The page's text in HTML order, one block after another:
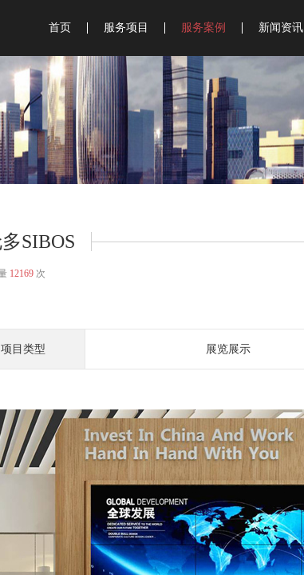
首页 服务项目
银行行史馆
金融博物馆
钱币博物馆
智能银行
广告物料
服务案例 新闻资讯
SIBOS
12169 次
项目类型 展览展示